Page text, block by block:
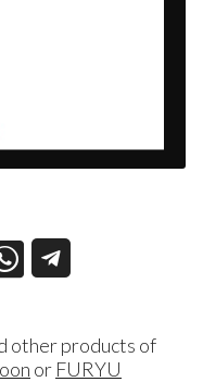
other products of
or FURYU